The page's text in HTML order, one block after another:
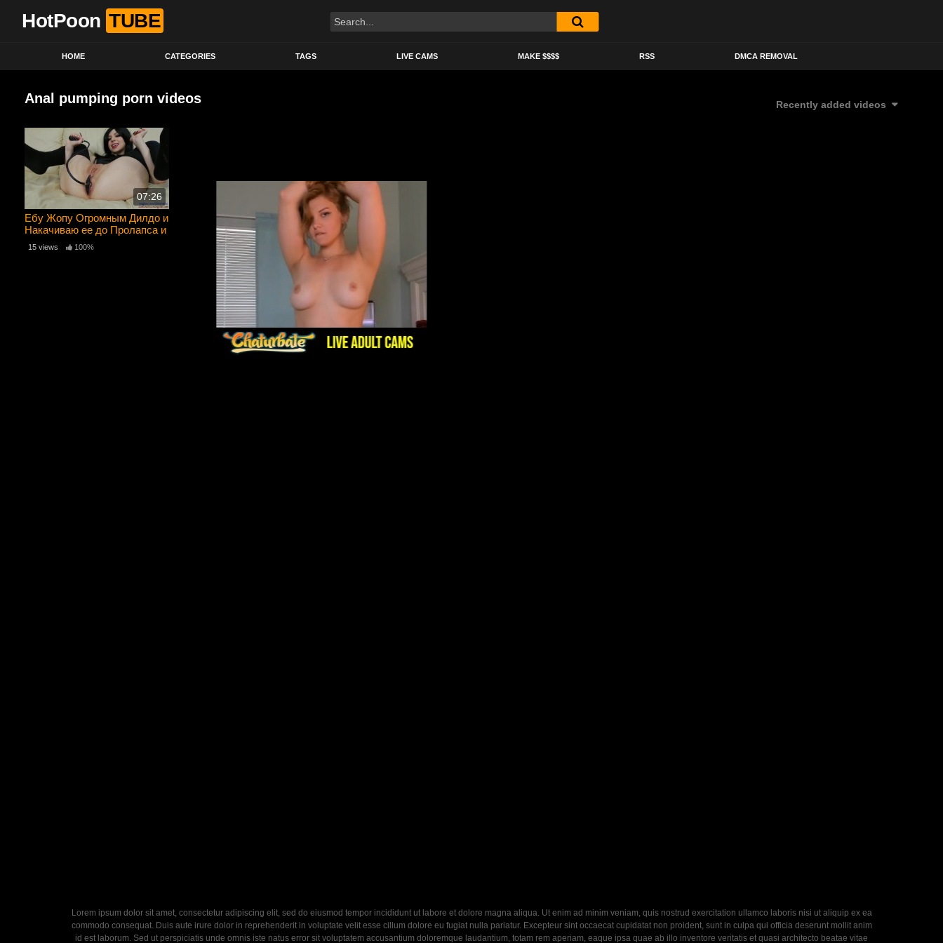
HotPoon TUBE
HOME CATEGORIES TAGS LIVE CAMS MAKE $$$$ RSS DMCA REMOVAL
Anal pumping porn videos Recently added videos
07:26
Ебу Жопу Огромным Дилдо и
Накачиваю ее до Пролапса и
Сквирта – я чуть с ума не
сошла от кайфа
15 views 100%
Lorem ipsum dolor sit amet, consectetur adipiscing elit, sed do eiusmod tempor incididunt ut labore et dolore magna aliqua. Ut enim ad minim veniam, quis nostrud exercitation ullamco laboris nisi ut aliquip ex ea
commodo consequat. Duis aute irure dolor in reprehenderit in voluptate velit esse cillum dolore eu fugiat nulla pariatur. Excepteur sint occaecat cupidatat non proident, sunt in culpa qui officia deserunt mollit anim
id est laborum. Sed ut perspiciatis unde omnis iste natus error sit voluptatem accusantium doloremque laudantium, totam rem aperiam, eaque ipsa quae ab illo inventore veritatis et quasi architecto beatae vitae